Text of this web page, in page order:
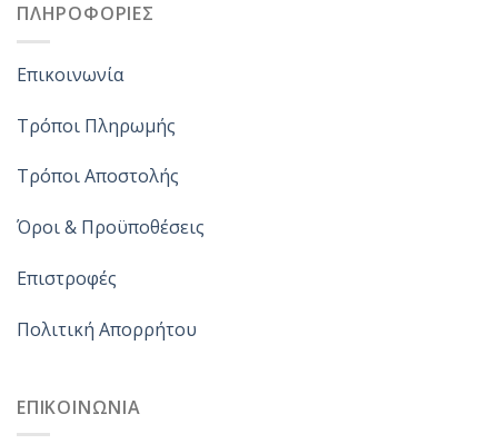
ΠΛΗΡΟΦΟΡΙΕΣ
Επικοινωνία
Τρόποι Πληρωμής
Τρόποι Αποστολής
Όροι & Προϋποθέσεις
Επιστροφές
Πολιτική Απορρήτου
ΕΠΙΚΟΙΝΩΝΙΑ